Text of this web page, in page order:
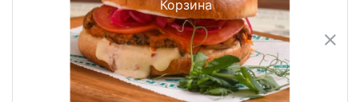
Корзина
close